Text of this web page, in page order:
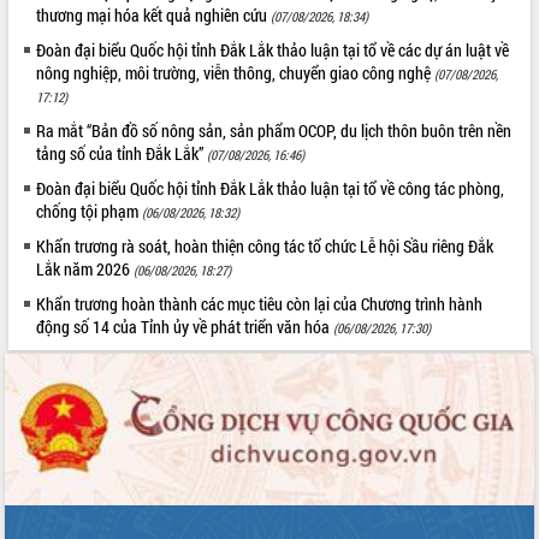
Tất cả: 66110002
thương mại hóa kết quả nghiên cứu (07/08/2026, 18:34)
Đoàn đại biểu Quốc hội tỉnh Đắk Lắk thảo luận tại tổ về các dự án luật về
nông nghiệp, môi trường, viễn thông, chuyển giao công nghệ (07/08/2026,
17:12)
Ra mắt “Bản đồ số nông sản, sản phẩm OCOP, du lịch thôn buôn trên nền
tảng số của tỉnh Đắk Lắk” (07/08/2026, 16:46)
Đoàn đại biểu Quốc hội tỉnh Đắk Lắk thảo luận tại tổ về công tác phòng,
chống tội phạm (06/08/2026, 18:32)
Khẩn trương rà soát, hoàn thiện công tác tổ chức Lễ hội Sầu riêng Đắk
Lắk năm 2026 (06/08/2026, 18:27)
Khẩn trương hoàn thành các mục tiêu còn lại của Chương trình hành
động số 14 của Tỉnh ủy về phát triển văn hóa (06/08/2026, 17:30)